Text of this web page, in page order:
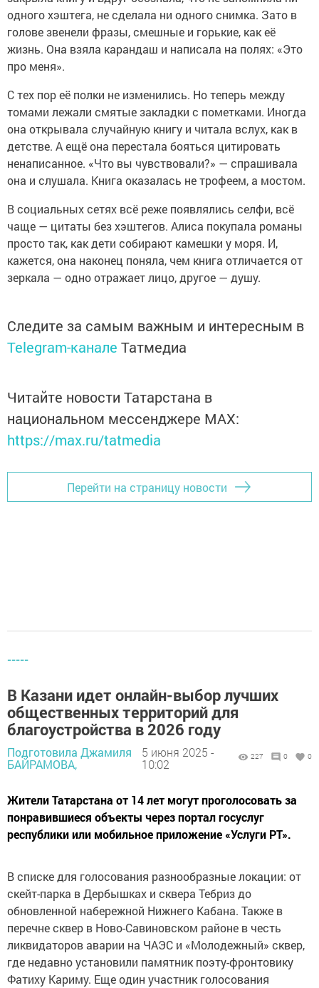
одного хэштега, не сделала ни одного снимка. Зато в
голове звенели фразы, смешные и горькие, как её
жизнь. Она взяла карандаш и написала на полях: «Это
про меня».
С тех пор её полки не изменились. Но теперь между
томами лежали смятые закладки с пометками. Иногда
она открывала случайную книгу и читала вслух, как в
детстве. А ещё она перестала бояться цитировать
ненаписанное. «Что вы чувствовали?» — спрашивала
она и слушала. Книга оказалась не трофеем, а мостом.
В социальных сетях всё реже появлялись селфи, всё
чаще — цитаты без хэштегов. Алиса покупала романы
просто так, как дети собирают камешки у моря. И,
кажется, она наконец поняла, чем книга отличается от
зеркала — одно отражает лицо, другое — душу.
Следите за самым важным и интересным в
Telegram-канале Татмедиа
Читайте новости Татарстана в
национальном мессенджере MАХ:
https://max.ru/tatmedia
Перейти на страницу новости
-----
В Казани идет онлайн-выбор лучших
общественных территорий для
благоустройства в 2026 году
Подготовила Джамиля
БАЙРАМОВА,
5 июня 2025 -
10:02
227 0 0
Жители Татарстана от 14 лет могут проголосовать за
понравившиеся объекты через портал госуслуг
республики или мобильное приложение «Услуги РТ».
В списке для голосования разнообразные локации: от
скейт-парка в Дербышках и сквера Тебриз до
обновленной набережной Нижнего Кабана. Также в
перечне сквер в Ново-Савиновском районе в честь
ликвидаторов аварии на ЧАЭС и «Молодежный» сквер,
где недавно установили памятник поэту-фронтовику
Фатиху Кариму. Еще один участник голосования